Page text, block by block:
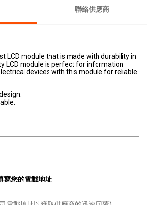
聯絡供應商
LCD module that is made with durability in
LCD module is perfect for information
devices with this module for reliable
寫您的電郵地址